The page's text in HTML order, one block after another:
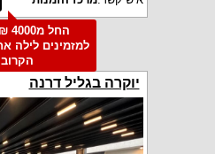
למזמינים לילה
הקרוב
יוקרה בגליל דרנה